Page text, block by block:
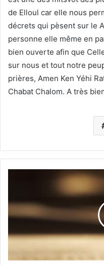
de Elloul car elle nous
décrets qui pèsent sur le
personne elle même en
bien ouverte afin que
sur nous et tout notre
prières, Amen Ken Yéhi
Chabat Chalom. A très